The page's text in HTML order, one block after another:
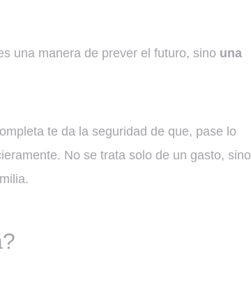
una manera de prever el futuro, sino una
te da la seguridad de que, pase lo
No se trata solo de un gasto, sino